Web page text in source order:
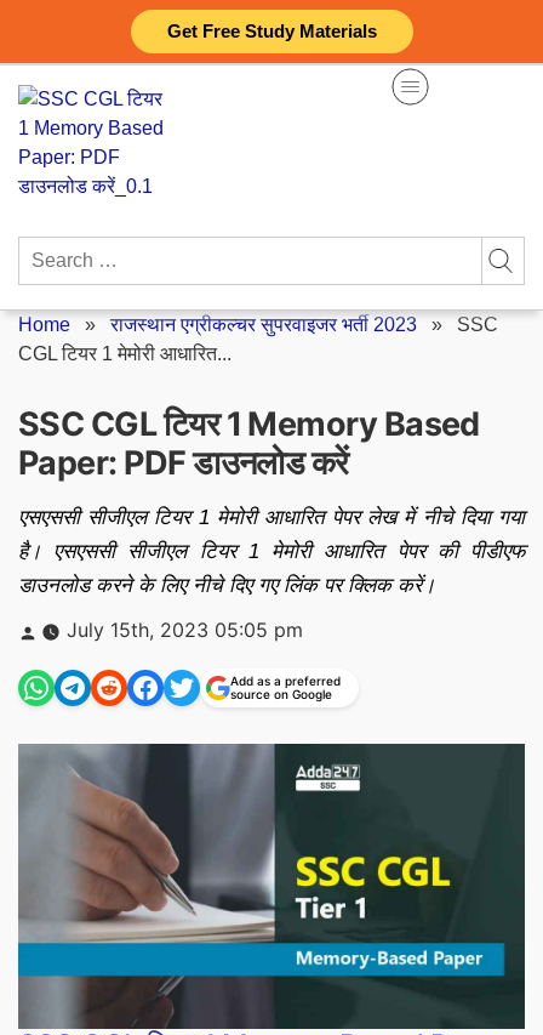
Get Free Study Materials
content
Search
Home »राजस्थान एग्रीकल्चर सुपरवाइजर भर्ती 2023 » SSC
CGL टियर 1 मेमोरी आधारित...
SSC CGL टियर 1 Memory Based
Paper: PDF डाउनलोड करें
एसएससी सीजीएल टियर 1 मेमोरी आधारित पेपर लेख में नीचे दिया गया
है। एसएससी सीजीएल टियर 1 मेमोरी आधारित पेपर की पीडीएफ
डाउनलोड करने के लिए नीचे दिए गए लिंक पर क्लिक करें।
Posted
by
July 15th, 2023 05:05 pm
Add as a preferred
source on Google